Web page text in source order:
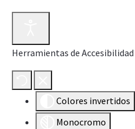
Herramientas de Accesibilidad
Colores invertidos
Monocromo